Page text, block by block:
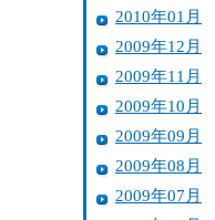
2010年01月
2009年12月
2009年11月
2009年10月
2009年09月
2009年08月
2009年07月